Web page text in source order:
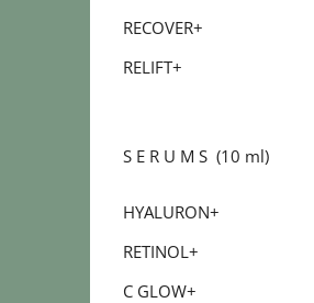
RECOVER+
RELIFT+
S E R U M S (10 ml)
HYALURON+
RETINOL+
C GLOW+